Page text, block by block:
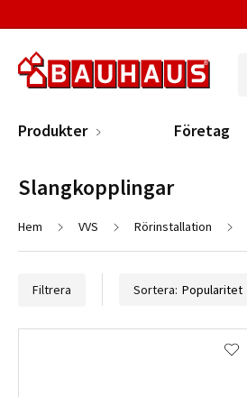
Produkter Företag
Filtrera Sortera:
Slangkopplingar
Hem VVS Rörinstallation